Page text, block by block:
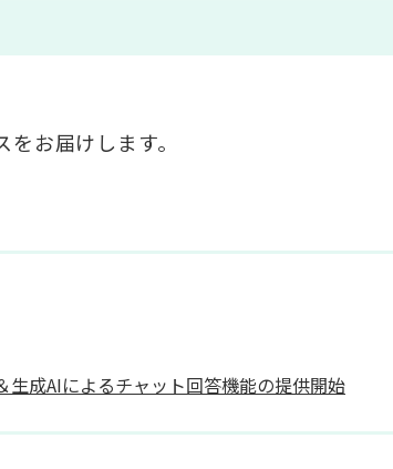
お届けします。
成AIによるチャット回答機能の提供開始